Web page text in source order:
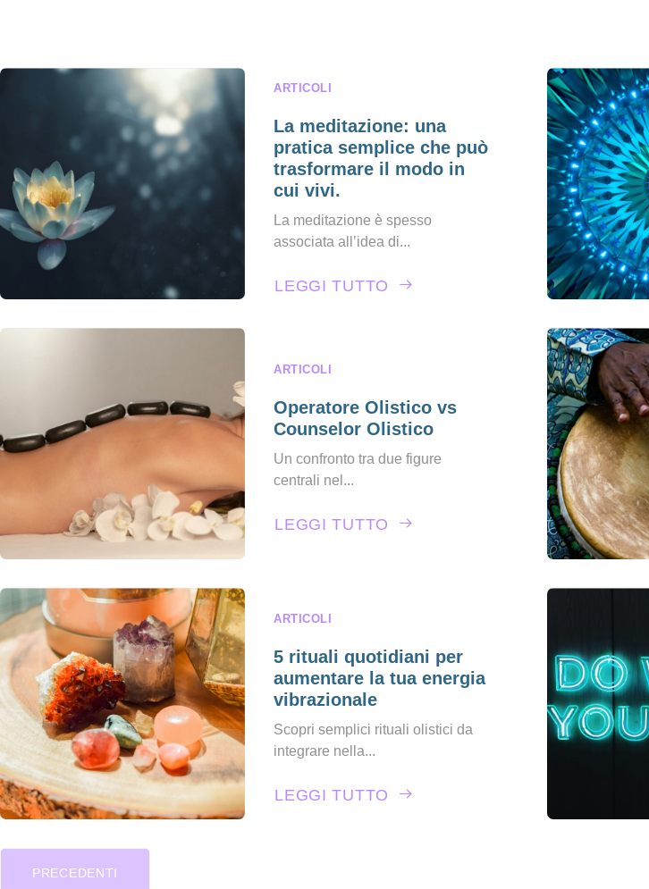
ARTICOLI
La meditazione: una
pratica semplice che può
trasformare il modo in
cui vivi.
La meditazione è spesso
associata all’idea di...
LEGGI TUTTO
ARTICOLI
Operatore Olistico vs
Counselor Olistico
Un confronto tra due figure
centrali nel...
LEGGI TUTTO
ARTICOLI
5 rituali quotidiani per
aumentare la tua energia
vibrazionale
Scopri semplici rituali olistici da
integrare nella...
LEGGI TUTTO
PRECEDENTI